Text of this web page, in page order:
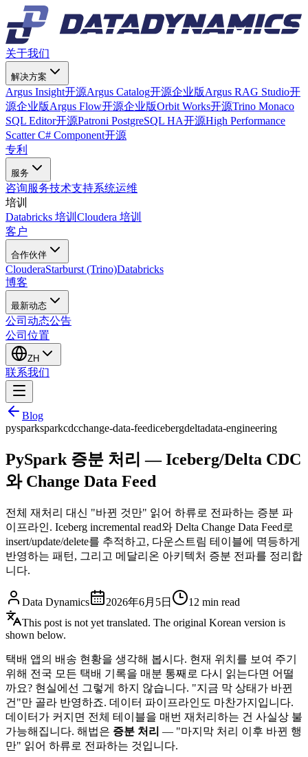
关于我们
解决方案
Argus Insight开源Argus Catalog开源企业版Argus RAG Studio开
源企业版Argus Flow开源企业版Orbit Works开源Trino Monaco
SQL Editor开源Patroni PostgreSQL HA开源High Performance
Scatter C# Component开源
专利
服务
咨询服务技术支持系统运维
培训
Databricks 培训 Cloudera 培训
客户
合作伙伴
ClouderaStarburst (Trino)Databricks
博客
最新动态
公司动态公告
公司位置
ZH
联系我们
Blog
pysparksparkcdcchange-data-feedicebergdeltadata-engineering
PySpark 증분 처리 — Iceberg/Delta CDC
와 Change Data Feed
전체 재처리 대신 "바뀐 것만" 읽어 하류로 전파하는 증분 파
이프라인. Iceberg incremental read와 Delta Change Data Feed로
insert/update/delete를 추적하고, 다운스트림 테이블에 멱등하게
반영하는 패턴, 그리고 메달리온 아키텍처 증분 전파를 정리합
니다.
Data Dynamics 2026年6月5日 12 min read
This post is not yet translated. The original Korean version is
shown below.
택배 앱의 배송 현황을 생각해 봅시다. 현재 위치를 보여 주기
위해 전국 모든 택배 기록을 매분 통째로 다시 읽는다면 어떨
까요? 현실에선 그렇게 하지 않습니다. "지금 막 상태가 바뀐
건"만 골라 반영하죠. 데이터 파이프라인도 마찬가지입니다.
데이터가 커지면 전체 테이블을 매번 재처리하는 건 사실상 불
가능해집니다. 해법은 증분 처리 — "마지막 처리 이후 바뀐 행
만" 읽어 하류로 전파하는 것입니다.